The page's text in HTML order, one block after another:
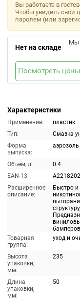
Характеристики
Применение:
пластик
Тип:
Смазка
Форма
выпуска:
аэрозоль
Объём, л:
0.4
EAN-13:
Расширенное
описание:
Быстро и
Товарная
группа:
уход и
Высота
упаковки,
мм:
235
Длина
упаковки,
мм:
50
Вы работаете в
Чтобы увидеть свои
паролем (или
Нет на складе
Мы
Посмотреть